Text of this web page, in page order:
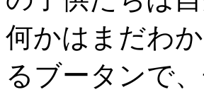
何かはまだわ
るブータンで